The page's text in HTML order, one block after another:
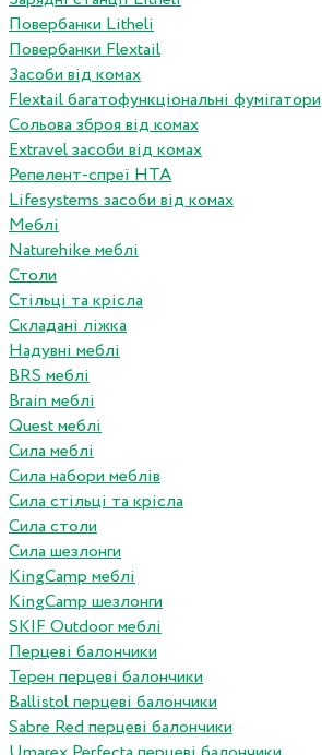
Повербанки Litheli
Повербанки Flextail
Засоби від комах
Flextail багатофункціональні фумігатори
Сольова зброя від комах
Extravel засоби від комах
Репелент-спреї HTA
Lifesystems засоби від комах
Меблі
Naturehike меблі
Столи
Стільці та крісла
Складані ліжка
Надувні меблі
BRS меблі
Brain меблі
Quest меблі
Сила меблі
Сила набори меблів
Сила стільці та крісла
Сила столи
Сила шезлонги
KingCamp меблі
KingCamp шезлонги
SKIF Outdoor меблі
Перцеві балончики
Терен перцеві балончики
Ballistol перцеві балончики
Sabre Red перцеві балончики